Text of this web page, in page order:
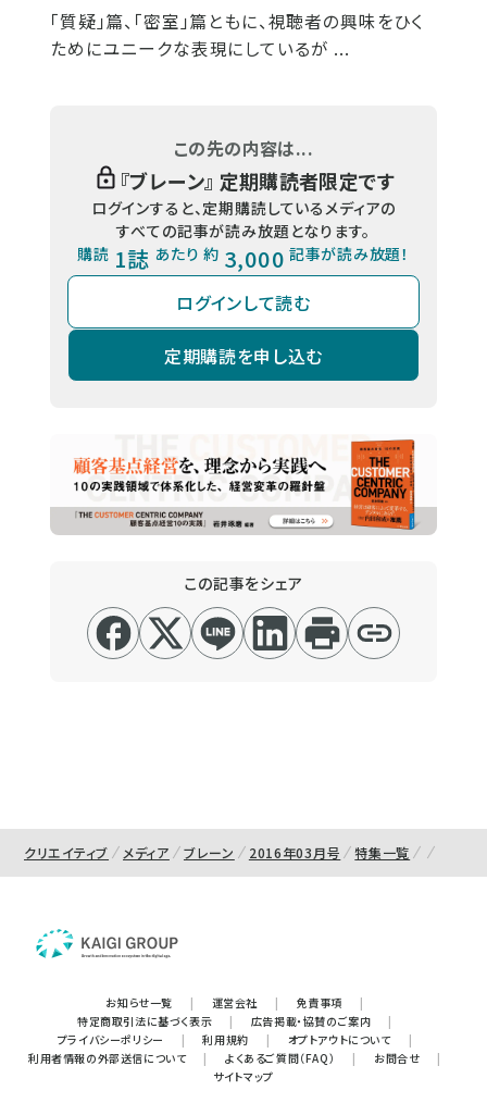
「質疑」篇、「密室」篇ともに、視聴者の興味をひく
ためにユニークな表現にしているが ...
この先の内容は...
『ブレーン』 定期購読者限定です
ログインすると、定期購読しているメディアの
すべての記事が読み放題となります。
購読 1誌 あたり 約 3,000 記事が読み放題！
ログインして読む
定期購読を申し込む
この記事をシェア
クリエイティブ メディア ブレーン 2016年03月号 特集一覧
お知らせ一覧 | 運営会社 | 免責事項
|
特定商取引法に基づく表示
| 広告掲載・協賛のご案内
|
プライバシーポリシー
| 利用規約 | オプトアウトについて
|
利用者情報の外部送信について
| よくあるご質問（FAQ） | お問合せ
|
サイトマップ